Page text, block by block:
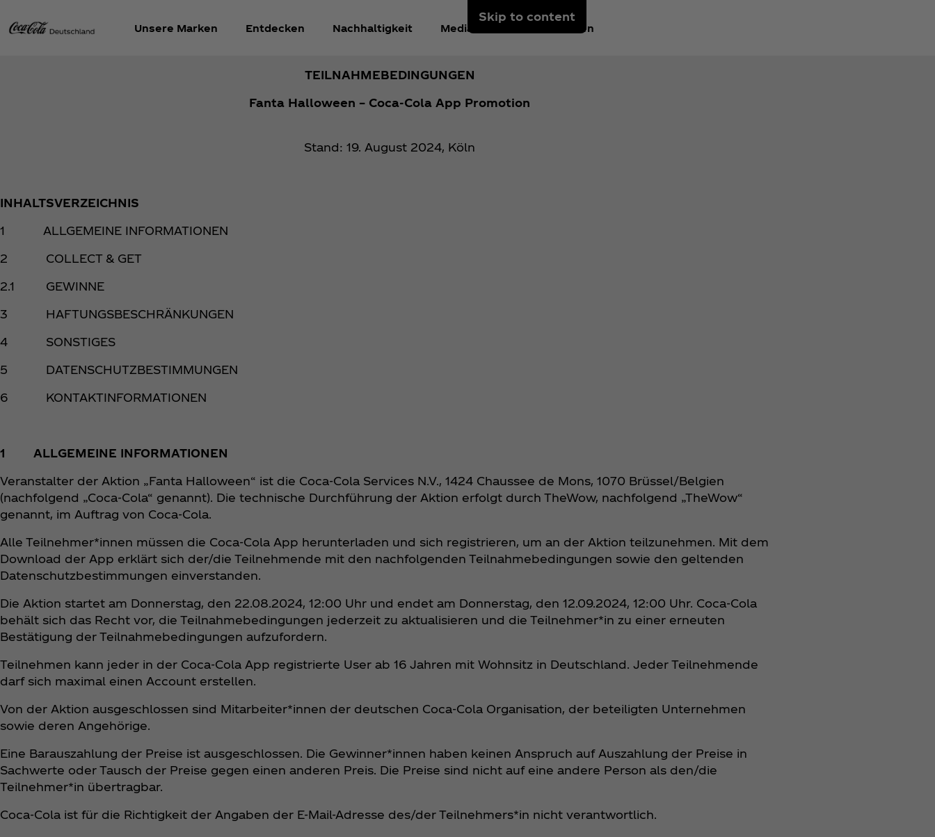
Skip to content
Unsere Marken Entdecken Nachhaltigkeit Mediacenter Anmelden
TEILNAHMEBEDINGUNGEN
Fanta Halloween – Coca‑Cola App Promotion
Stand: 19. August 2024, Köln
INHALTSVERZEICHNIS
1 ALLGEMEINE INFORMATIONEN
2 COLLECT & GET
2.1 GEWINNE
3 HAFTUNGSBESCHRÄNKUNGEN
4 SONSTIGES
5 DATENSCHUTZBESTIMMUNGEN
6 KONTAKTINFORMATIONEN
1 ALLGEMEINE INFORMATIONEN
Veranstalter der Aktion „Fanta Halloween“ ist die Coca‑Cola Services N.V., 1424 Chaussee de Mons, 1070 Brüssel/Belgien
(nachfolgend „Coca‑Cola“ genannt). Die technische Durchführung der Aktion erfolgt durch TheWow, nachfolgend „TheWow“
genannt, im Auftrag von Coca‑Cola.
Alle Teilnehmer*innen müssen die Coca‑Cola App herunterladen und sich registrieren, um an der Aktion teilzunehmen. Mit dem
Download der App erklärt sich der/die Teilnehmende mit den nachfolgenden Teilnahmebedingungen sowie den geltenden
Datenschutzbestimmungen einverstanden.
Die Aktion startet am Donnerstag, den 22.08.2024, 12:00 Uhr und endet am Donnerstag, den 12.09.2024, 12:00 Uhr. Coca‑Cola
behält sich das Recht vor, die Teilnahmebedingungen jederzeit zu aktualisieren und die Teilnehmer*in zu einer erneuten
Bestätigung der Teilnahmebedingungen aufzufordern.
Teilnehmen kann jeder in der Coca‑Cola App registrierte User ab 16 Jahren mit Wohnsitz in Deutschland. Jeder Teilnehmende
darf sich maximal einen Account erstellen.
Von der Aktion ausgeschlossen sind Mitarbeiter*innen der deutschen Coca‑Cola Organisation, der beteiligten Unternehmen
sowie deren Angehörige.
Eine Barauszahlung der Preise ist ausgeschlossen. Die Gewinner*innen haben keinen Anspruch auf Auszahlung der Preise in
Sachwerte oder Tausch der Preise gegen einen anderen Preis. Die Preise sind nicht auf eine andere Person als den/die
Teilnehmer*in übertragbar.
Coca‑Cola ist für die Richtigkeit der Angaben der E-Mail-Adresse des/der Teilnehmers*in nicht verantwortlich.